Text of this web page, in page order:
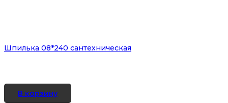
Шпилька 08*240 сантехническая
В корзину